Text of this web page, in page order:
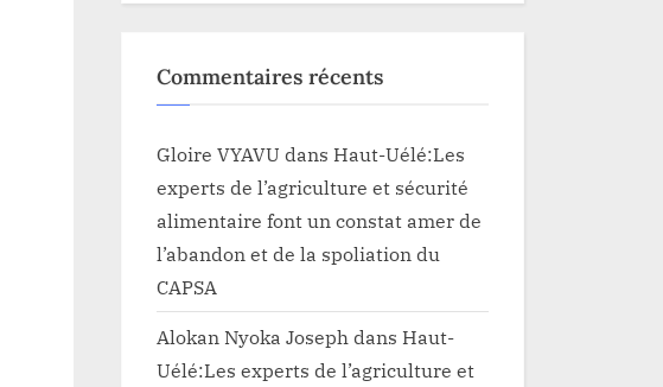
Commentaires récents
Gloire VYAVU dans Haut-Uélé:Les
experts de l’agriculture et sécurité
alimentaire font un constat amer de
l’abandon et de la spoliation du
CAPSA
Alokan Nyoka Joseph dans Haut-
Uélé:Les experts de l’agriculture et